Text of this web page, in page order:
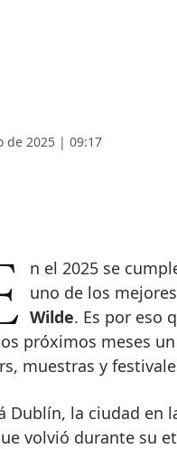
de 2025 | 09:17
considerado uno de los
Wilde. Es por eso
próximos meses
muestras y
Dublín, la ciudad en
volvió durante su